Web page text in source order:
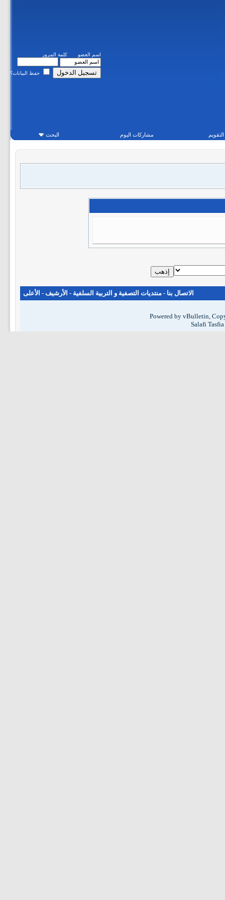
اسم العضو كلمة المرور
حفظ البيانات؟
التقويم مشاركات اليوم البحث
الاتصال بنا - منتديات التصفية و التربية السلفية - الأرشيف - الأعلى
Powered by vBulletin,
Salafi